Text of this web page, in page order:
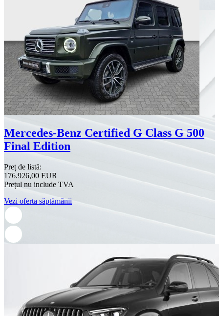
Mercedes-Benz Certified G Class G 500
Final Edition
Preț de listă:
176.926,00 EUR
Prețul nu include TVA
Vezi oferta săptămânii